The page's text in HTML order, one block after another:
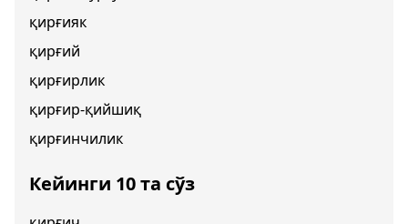
қирғияк
қирғий
қирғирлик
қирғир-қийшиқ
қирғинчилик
Кейинги 10 та сўз